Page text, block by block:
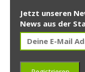
Jetzt unseren
News aus der